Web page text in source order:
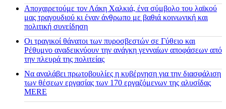
Αποχαιρετούμε τον Λάκη Χαλκιά, ένα σύμβολο του λαϊκού
μας τραγουδιού κι έναν άνθρωπο με βαθιά κοινωνική και
πολιτική συνείδηση
Οι τραγικοί θάνατοι των πυροσβεστών σε Γύθειο και
Ρέθυμνο αναδεικνύουν την ανάγκη γενναίων αποφάσεων από
την πλευρά της πολιτείας
Να αναλάβει πρωτοβουλίες η κυβέρνηση για την διασφάλιση
των θέσεων εργασίας των 170 εργαζόμενων της αλυσίδας
MERE